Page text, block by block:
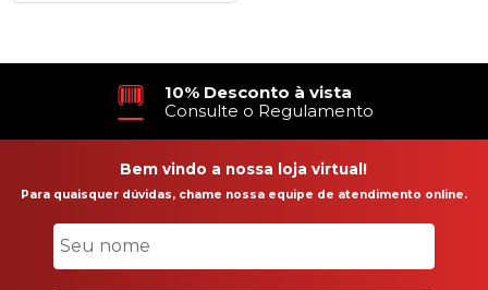
10% Desconto à vista
Consulte o Regulamento
Bem vindo a nossa loja virtual!
Para quaisquer dúvidas, chame nossa equipe de atendimento online.